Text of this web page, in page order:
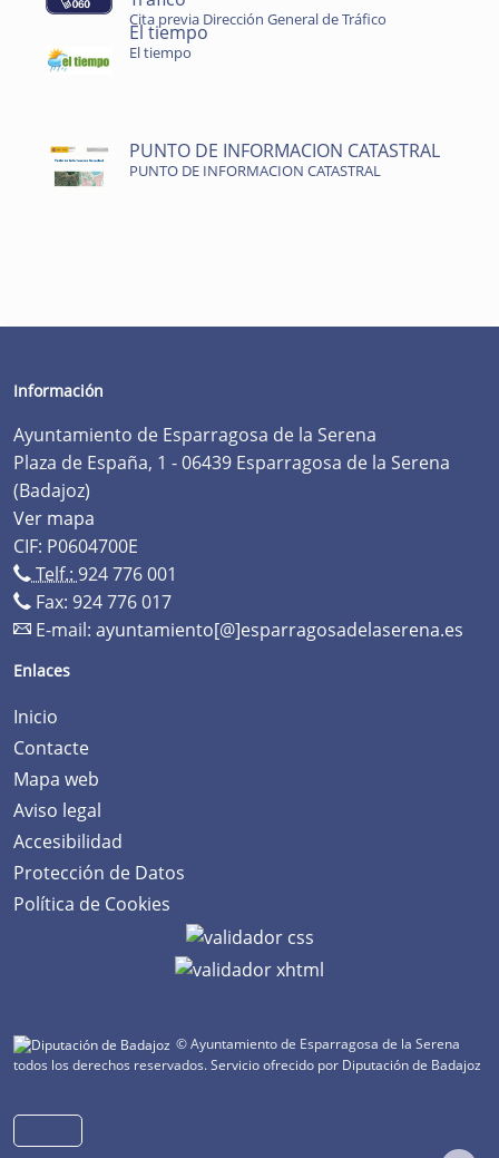
Cita previa Dirección General de Tráfico
El tiempo
El tiempo
PUNTO DE INFORMACION CATASTRAL
PUNTO DE INFORMACION CATASTRAL
Información
Ayuntamiento de Esparragosa de la Serena
Plaza de España, 1 - 06439 Esparragosa de la Serena
(Badajoz)
Ver mapa
CIF: P0604700E
Telf.: 924 776 001
Fax: 924 776 017
E-mail: ayuntamiento[@]esparragosadelaserena.es
Enlaces
Inicio
Contacte
Mapa web
Aviso legal
Accesibilidad
Protección de Datos
Política de Cookies
© Ayuntamiento de Esparragosa de la Serena
todos los derechos reservados.Servicio ofrecido por Diputación de Badajoz